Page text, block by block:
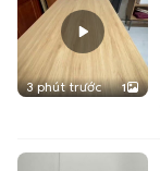
3 phút trước 1